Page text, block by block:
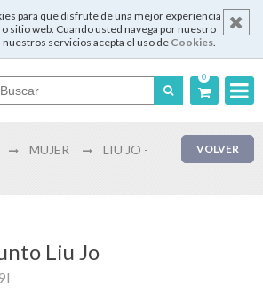
para que disfrute de una mejor experiencia
sitio web. Cuando usted navega por nuestro
nuestros servicios acepta el uso de Cookies.
0
English VOLVER
MUJER
LIU JO -
Liu Jo